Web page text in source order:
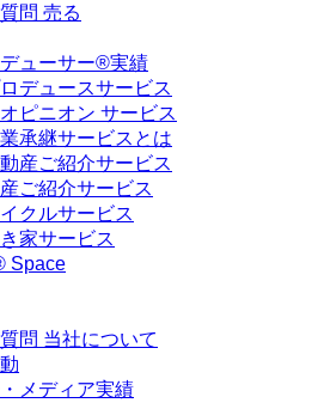
問 売る
ューサー®実績
デュースサービス
ピニオン サービス
承継サービスとは
産ご紹介サービス
ご紹介サービス
クルサービス
家サービス
Space
問 当社について
メディア実績